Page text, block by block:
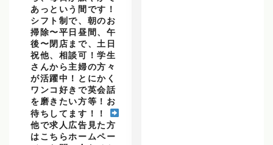
あっという間です！
シフト制で、朝のお
掃除〜平日昼間、午
後〜閉店まで、土日
祝他、相談可！学生
さんから主婦の方々
が活躍中！とにかく
ワンコ好きで英会話
を磨きたい方等！お
待ちしてます！！
他で求人広告見た方
はこちらホームペー